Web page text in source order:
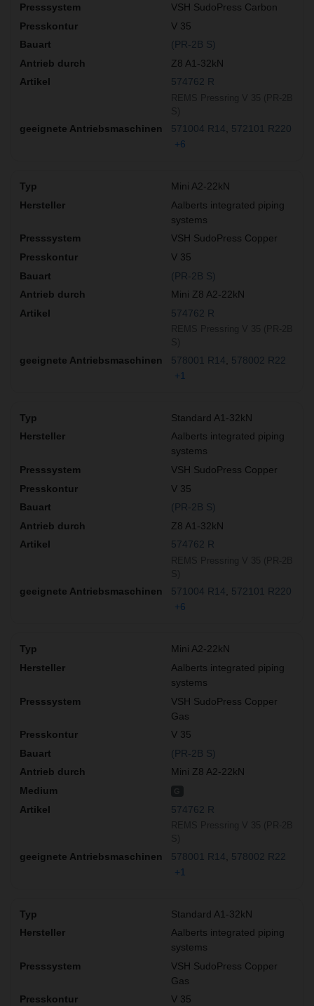
VSH SudoPress Carbon
V 35
(PR-2B S)
Z8 A1-32kN
574762 R
571004 R14
572101 R220
+6
Mini A2-22kN
Aalberts integrated piping
systems
VSH SudoPress Copper
V 35
(PR-2B S)
Mini Z8 A2-22kN
574762 R
578001 R14
578002 R22
+1
Standard A1-32kN
Aalberts integrated piping
systems
VSH SudoPress Copper
V 35
(PR-2B S)
Z8 A1-32kN
574762 R
571004 R14
572101 R220
+6
Mini A2-22kN
Aalberts integrated piping
systems
VSH SudoPress Copper
Gas
V 35
(PR-2B S)
Mini Z8 A2-22kN
574762 R
578001 R14
578002 R22
+1
Standard A1-32kN
Aalberts integrated piping
systems
VSH SudoPress Copper
Gas
V 35